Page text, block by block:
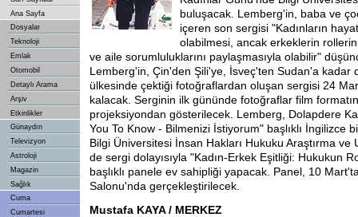
Ana Sayfa
Dosyalar
Teknoloji
Emlak
Otomobil
Detaylı Arama
Arşiv
Etkinlikler
Günaydın
Televizyon
Astroloji
Magazin
Sağlık
Cuma
Cumartesi
buluşacak. Lemberg'in, baba ve
içeren son sergisi "Kadınların
olabilmesi, ancak erkeklerin
ve aile sorumluluklarını paylaşmasıyla olabilir"
Lemberg'in, Çin'den Şili'ye, İsveç'ten Sudan'a kadar
ülkesinde çektiği fotoğraflardan oluşan sergisi 24
kalacak. Serginin ilk gününde fotoğraflar film
projeksiyondan gösterilecek. Lemberg, Dolapdere
You To Know - Bilmenizi İstiyorum" başlıklı İngilizce
Bilgi Üniversitesi İnsan Hakları Hukuku Araştırma ve
de sergi dolayısıyla "Kadın-Erkek Eşitliği: Hukukun
başlıklı panele ev sahipliği yapacak. Panel, 10
Salonu'nda gerçekleştirilecek.
Mustafa KAYA / MERKEZ